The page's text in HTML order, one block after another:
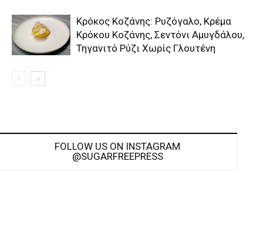
Κρόκος Κοζάνης: Ρυζόγαλο, Κρέμα
Κρόκου Κοζάνης, Σεντόνι Αμυγδάλου,
Τηγανιτό Ρύζι Χωρίς Γλουτένη
FOLLOW US ON INSTAGRAM
@SUGARFREEPRESS